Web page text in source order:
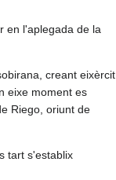
en l'aplegada de la
creant eixèrcit
eixe moment es
Riego, oriunt de
tart s'establix